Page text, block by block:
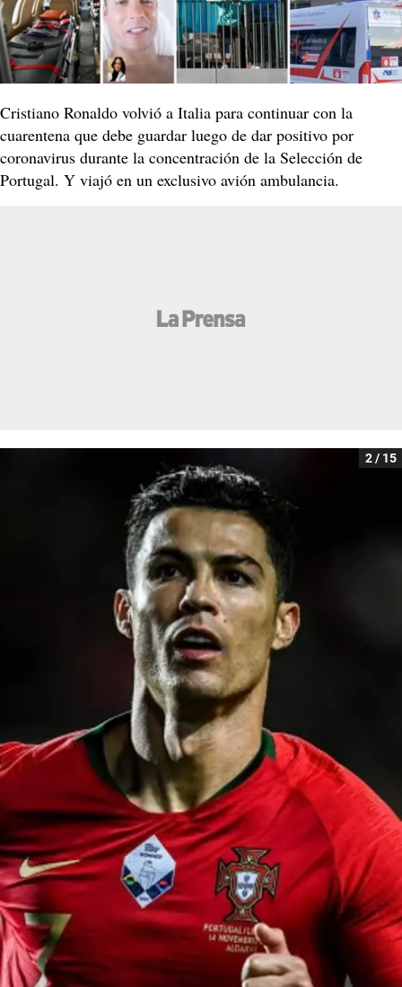
Cristiano Ronaldo volvió a Italia para continuar con la
cuarentena que debe guardar luego de dar positivo por
coronavirus durante la concentración de la Selección de
Portugal. Y viajó en un exclusivo avión ambulancia.
2 / 15